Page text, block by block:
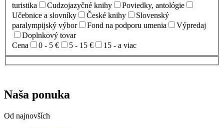
turistika
Cudzojazyčné knihy
Poviedky, antológie
Učebnice a slovníky
České knihy
Slovenský
paralympijský výbor
Fond na podporu umenia
Výpredaj
Doplnkový tovar
Cena
0 - 5 € 5 - 15 € 15 - a viac
Naša ponuka
Od najnovších